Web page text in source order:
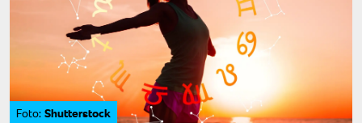
Foto: Shutterstock